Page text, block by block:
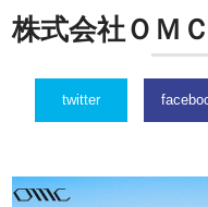
株式会社ＯＭＣ
twitter